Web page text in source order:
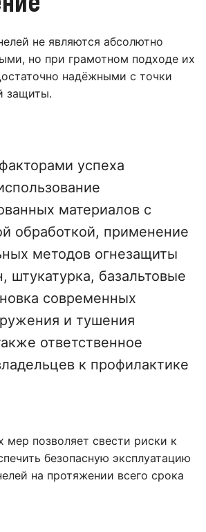
не являются абсолютно
но при грамотном подходе их
надёжными с точки
защиты.
успеха
материалов с
обработкой, применение
методов огнезащиты
штукатурка, базальтовые
современных
и тушения
ответственное
к профилактике
мер позволяет свести риски к
безопасную эксплуатацию
на протяжении всего срока